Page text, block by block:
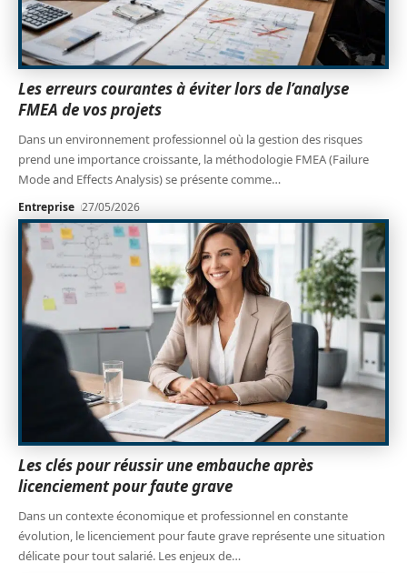
Les erreurs courantes à éviter lors de l’analyse
FMEA de vos projets
Dans un environnement professionnel où la gestion des risques
prend une importance croissante, la méthodologie FMEA (Failure
Mode and Effects Analysis) se présente comme…
Entreprise 27/05/2026
Les clés pour réussir une embauche après
licenciement pour faute grave
Dans un contexte économique et professionnel en constante
évolution, le licenciement pour faute grave représente une situation
délicate pour tout salarié. Les enjeux de…